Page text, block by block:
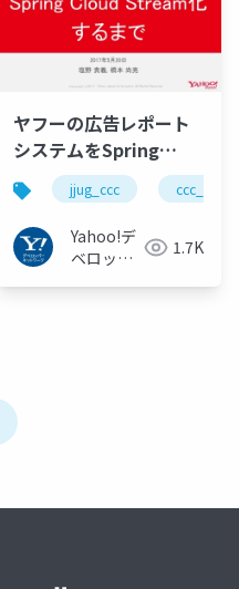
ヤフーの広告レポート
システムをSpring
Cloud Stream化する
まで #jjug_ccc
#ccc_a4
jjug_ccc ccc_a4
Yahoo!デ
ベロッパ
1.7K